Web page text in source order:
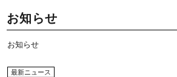
お知らせ
お知らせ
最新ニュース